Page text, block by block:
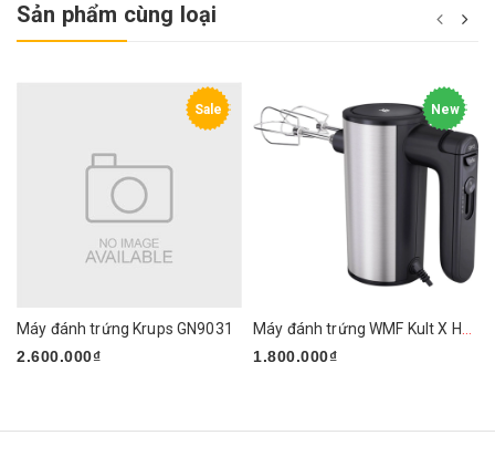
Sản phẩm cùng loại
Sale
Máy đánh trứng Krups GN9031
2.600.000₫
New
1.800.000₫